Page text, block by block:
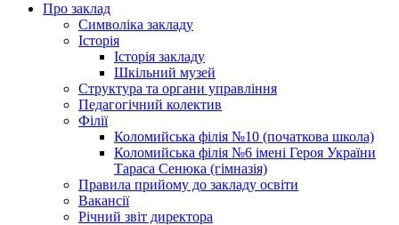
Про заклад
Символіка закладу
Історія
Історія закладу
Шкільний музей
Структура та органи управління
Педагогічний колектив
Філії
Коломийська філія №10 (початкова школа)
Коломийська філія №6 імені Героя України
Тараса Сенюка (гімназія)
Правила прийому до закладу освіти
Вакансії
Річний звіт директора